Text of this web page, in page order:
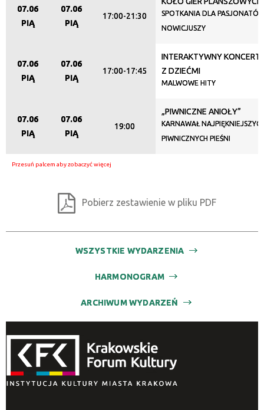
07.06
PIĄ
07.06
PIĄ
17:00-21:30
SPOTKANIA DLA
NOWICJUSZY
07.06
PIĄ
07.06
PIĄ
17:00-17:45
INTERAKTYWNY KONCERT
Z DZIEĆMI
MALWOWE HITY
07.06
PIĄ
07.06
PIĄ
19:00
„PIWNICZNE ANIOŁY”
KARNAWAŁ
PIWNICZNYCH PIEŚNI
Pobierz zestawienie w pliku PDF
WSZYSTKIE WYDARZENIA
HARMONOGRAM
ARCHIWUM WYDARZEŃ